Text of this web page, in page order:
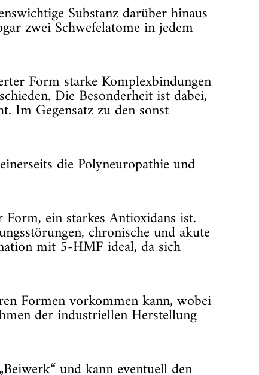
Substanz darüber hinaus
zwei Schwefelatome in jedem
Form starke Komplexbindungen
Die Besonderheit ist dabei,
Im Gegensatz zu den sonst
die Polyneuropathie und
ein starkes Antioxidans ist.
chronische und akute
mit 5-HMF ideal, da sich
Formen vorkommen kann, wobei
der industriellen Herstellung
und kann eventuell den